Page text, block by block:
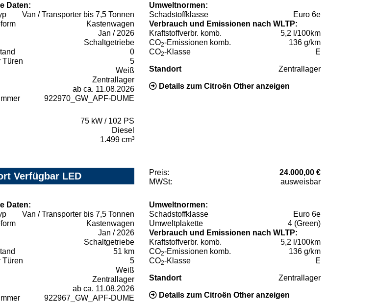
Daten:
Van / Transporter bis 7,5 Tonnen
Kastenwagen
Jan / 2026
Schaltgetriebe
0
Türen
5
Weiß
Zentrallager
ab ca. 11.08.2026
922970_GW_APF-DUME
75 kW / 102 PS
Diesel
1.499 cm³
Umweltnormen:
Schadstoffklasse
Euro 6e
Verbrauch und Emissionen nach WLTP:
Kraftstoffverbr. komb.
5,2 l/100km
CO2-Emissionen komb.
136 g/km
CO2-Klasse E
Standort Zentrallager
Details zum Citroën Other anzeigen
Verfügbar LED Preis:
24.000,00 €
MWSt:
ausweisbar
Daten:
Van / Transporter bis 7,5 Tonnen
Kastenwagen
Jan / 2026
Schaltgetriebe
51 km
Türen
5
Weiß
Zentrallager
ab ca. 11.08.2026
922967_GW_APF-DUME
Umweltnormen:
Schadstoffklasse
Euro 6e
Umweltplakette
4 (Green)
Verbrauch und Emissionen nach WLTP:
Kraftstoffverbr. komb.
5,2 l/100km
CO2-Emissionen komb.
136 g/km
CO2-Klasse E
Standort Zentrallager
Details zum Citroën Other anzeigen